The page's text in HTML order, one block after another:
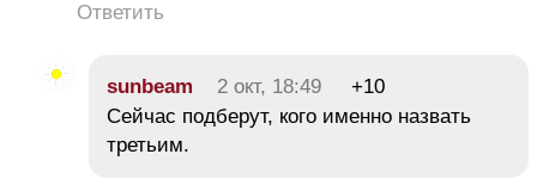
Ответить
sunbeam 2 окт, 18:49
+10
Сейчас подберут, кого именно назвать
третьим.